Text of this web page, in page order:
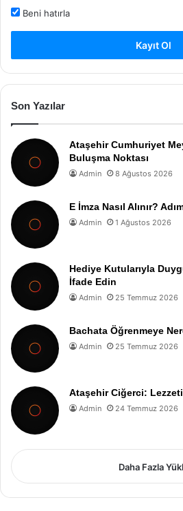
Beni hatırla
Kayıt Ol
Son Yazılar
Ataşehir Cumhuriyet
Buluşma Noktası
Admin 8 Ağustos 2026
E İmza Nasıl Alınır?
Admin 1 Ağustos 2026
Hediye Kutularıyla
İfade Edin
Admin 25 Temmuz 2026
Bachata Öğrenmeye
Admin 25 Temmuz 2026
Ataşehir Ciğerci:
Admin 24 Temmuz 2026
Daha Fazla